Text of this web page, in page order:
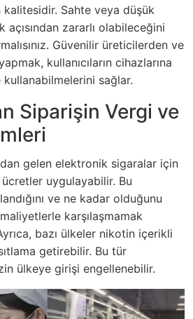
Sahte veya düşük
açısından zararlı olabileceğini
Güvenilir üreticilerden ve
kullanıcıların cihazlarına
sağlar.
Siparişin Vergi ve
gelen elektronik sigaralar için
uygulayabilir. Bu
ve ne kadar olduğunu
karşılaşmamak
bazı ülkeler nikotin içerikli
getirebilir. Bu tür
ülkeye girişi engellenebilir.